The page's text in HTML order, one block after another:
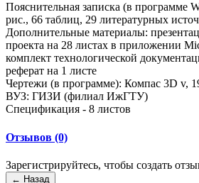
Пояснительная записка (в программе
рис., 66 таблиц, 29 литературных
Дополнительные материалы:
проекта на 28 листах в приложении
комплект технологической
реферат на 1 листе
Чертежи (в программе): Компас 3D v,
ВУЗ: ГИЗИ (филиал ИжГТУ)
Спецификация - 8 листов
Отзывов (0)
Зарегистрируйтесь, чтобы создать